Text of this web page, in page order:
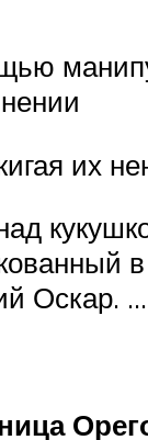
их
Оскар. …